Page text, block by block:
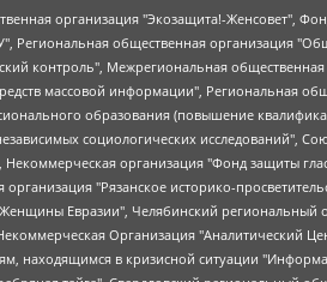
орган общественной самодеятельности "Уральская правозащитная группа", Фонд содействия защите здоровья и социальной справедливости имени Андрея Рылькова, Автономная Некоммерческая Организация "Аналитический Центр Юрия Левады", Автономная некоммерческая организация социальной поддержки населения "Проект Апрель", Региональная общественная организация помощи женщинам и детям, находящимся в кризисной ситуации "Информационно-методический центр "Анна", Фонд содействия развитию массовых коммуникаций и правовому просвещению "Так-так-Так", Фонд содействия устойчивому развитию "Серебряная тайга", Свердловский региональный общественный фонд социальных проектов "Новое время", "Idel.Реалии", Кавказ.Реалии, Крым.Реалии, Телеканал Настоящее Время, Татаро-башкирская служба Радио Свобода (Azatliq Radiosi), Радио Свободная Европа/Радио Свобода (PCE/PC), "Сибирь.Реалии", "Фактограф", Благотворительный фонд помощи осужденным и их семьям, Автономная некоммерческая организация "Институт глобализации и социальных движений", Фонд "В защиту прав заключенных", Частное учреждение "Центр поддержки и содействия развитию средств массовой информации", Пензенский региональный общественный благотворительный фонд "Гражданский союз", "Север.Реалии", Некоммерческая организация Фонд "Правовая инициатива", Общество с ограниченной ответственностью "Радио Свободная Европа/Радио Свобода", Чешское информационное агентство "MEDIUM-ORIENT", Красноярская региональная общественная организация "Мы против СПИДа", Камалягин Денис Николаевич, Маркелов Сергей Евгеньевич, Пономарев Лев Александрович, Савицкая Людмила Алексеевна, Автономная некоммерческая организация "Центр по работе с проблемой насилия "НАСИЛИЮ.НЕТ", Межрегиональный профессиональный союз работников здравоохранения "Альянс врачей", Юридическое лицо, зарегистрированное в Латвийской Республике, SIA "Medusa Project" (регистрационный номер 40103797863, дата регистрации 10.06.2014), Некоммерческая организация "Фонд по борьбе с коррупцией", Автономная